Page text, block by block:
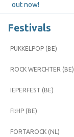
out now!
Festivals
PUKKELPOP (BE)
ROCK WERCHTER (BE)
IEPERFEST (BE)
FI:HP (BE)
FORTAROCK (NL)